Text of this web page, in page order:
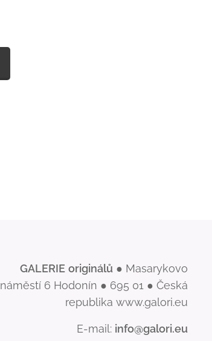
GALERIE originálů ● Masarykovo
náměstí 6 Hodonín ● 695 01 ● Česká
republika www.galori.eu
E-mail: info@galori.eu